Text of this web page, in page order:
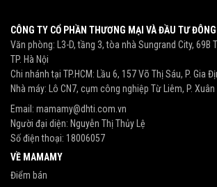
CÔNG TY CỔ PHẦN THƯƠNG MẠI VÀ ĐẦU TƯ
Văn phòng: L3-D, tầng 3, tòa nhà Sungrand City, 69B
TP. Hà Nội
Chi nhánh tại TP.HCM: Lầu 6, 157 Võ Thị Sáu, P. Gia
Nhà máy: Lô CN7, cụm công nghiệp Từ Liêm, P. Xuân
Email: mamamy@dhti.com.vn
Người đại diện: Nguyễn Thị Thủy Lệ
Số điện thoại: 18006057
VỀ MAMAMY
Điểm bán